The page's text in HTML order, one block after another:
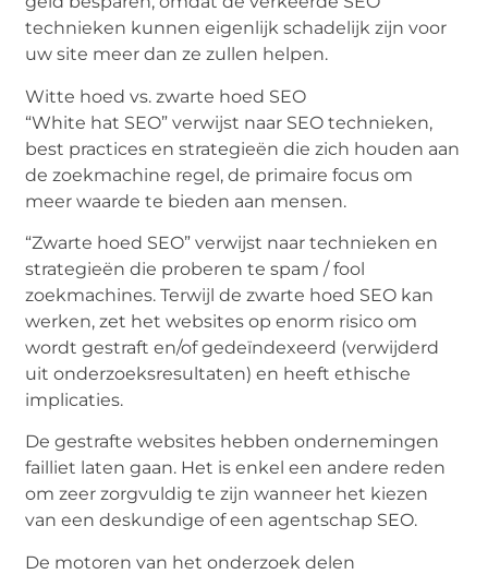
technieken kunnen eigenlijk schadelijk zijn voor
uw site meer dan ze zullen helpen.
Witte hoed vs. zwarte hoed SEO
“White hat SEO” verwijst naar SEO technieken,
best practices en strategieën die zich houden aan
de zoekmachine regel, de primaire focus om
meer waarde te bieden aan mensen.
“Zwarte hoed SEO” verwijst naar technieken en
strategieën die proberen te spam / fool
zoekmachines. Terwijl de zwarte hoed SEO kan
werken, zet het websites op enorm risico om
wordt gestraft en/of gedeïndexeerd (verwijderd
uit onderzoeksresultaten) en heeft ethische
implicaties.
De gestrafte websites hebben ondernemingen
failliet laten gaan. Het is enkel een andere reden
om zeer zorgvuldig te zijn wanneer het kiezen
van een deskundige of een agentschap SEO.
De motoren van het onderzoek delen